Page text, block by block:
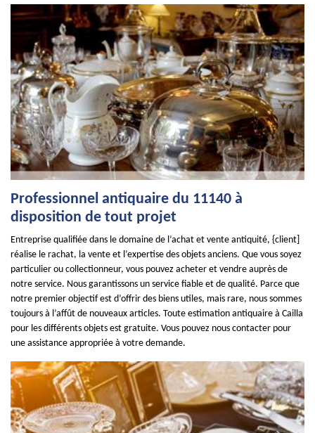
Professionnel antiquaire du 11140 à
disposition de tout projet
Entreprise qualifiée dans le domaine de l’achat et vente antiquité, {client]
réalise le rachat, la vente et l’expertise des objets anciens. Que vous soyez
particulier ou collectionneur, vous pouvez acheter et vendre auprès de
notre service. Nous garantissons un service fiable et de qualité. Parce que
notre premier objectif est d’offrir des biens utiles, mais rare, nous sommes
toujours à l’affût de nouveaux articles. Toute estimation antiquaire à Cailla
pour les différents objets est gratuite. Vous pouvez nous contacter pour
une assistance appropriée à votre demande.